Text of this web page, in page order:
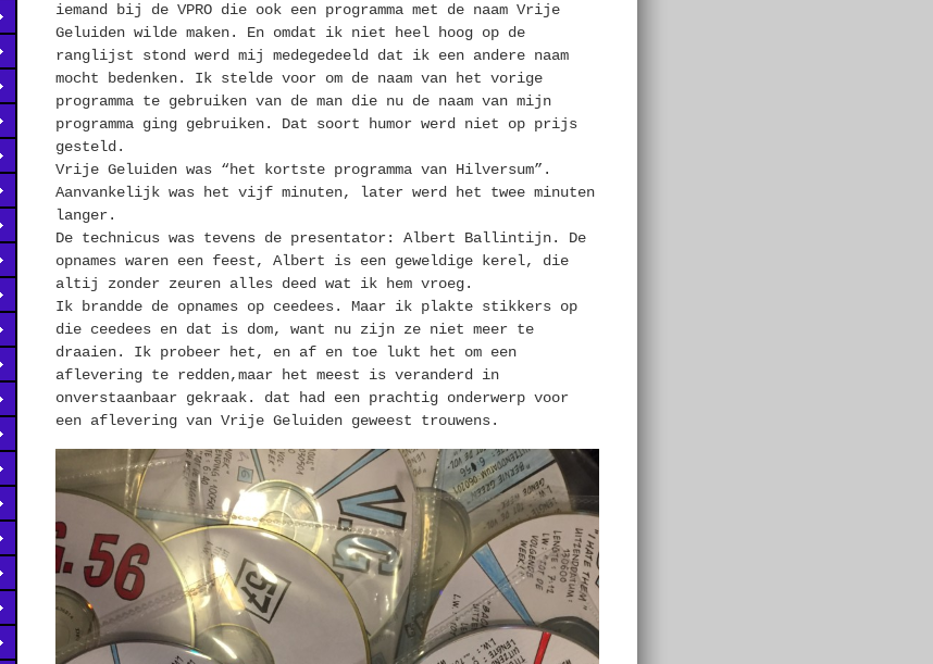
iemand bij de VPRO die ook een programma met de naam Vrije
Geluiden wilde maken. En omdat ik niet heel hoog op de
ranglijst stond werd mij medegedeeld dat ik een andere naam
mocht bedenken. Ik stelde voor om de naam van het vorige
programma te gebruiken van de man die nu de naam van mijn
programma ging gebruiken. Dat soort humor werd niet op prijs
gesteld.
Vrije Geluiden was “het kortste programma van Hilversum”.
Aanvankelijk was het vijf minuten, later werd het twee minuten
langer.
De technicus was tevens de presentator: Albert Ballintijn. De
opnames waren een feest, Albert is een geweldige kerel, die
altij zonder zeuren alles deed wat ik hem vroeg.
Ik brandde de opnames op ceedees. Maar ik plakte stikkers op
die ceedees en dat is dom, want nu zijn ze niet meer te
draaien. Ik probeer het, en af en toe lukt het om een
aflevering te redden,maar het meest is veranderd in
onverstaanbaar gekraak. dat had een prachtig onderwerp voor
een aflevering van Vrije Geluiden geweest trouwens.